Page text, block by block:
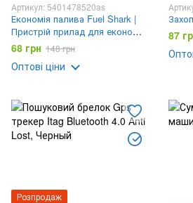
Артикул: 5401478520as
Економія палива Fuel Shark |
Пристрій прилад для економії
палива економайзер для авто
68 грн 148 грн
Оптові ціни
87
Розпродаж